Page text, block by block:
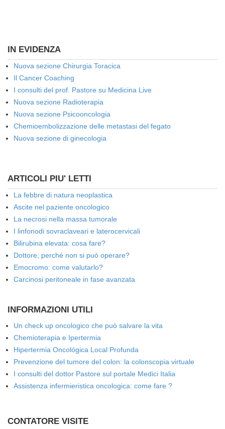
IN EVIDENZA
Nuova sezione Chirurgia Toracica
Il Cancer Coaching
I consulti del prof. Pastore su Medicina Live
Nuova sezione Radioterapia
Nuova sezione Psicooncologia
Chemioembolizzazione delle metastasi del fegato
Nuova sezione di ginecologia
ARTICOLI PIU' LETTI
La febbre di natura neoplastica
Ascite nel paziente oncologico
La necrosi nella massa tumorale
I linfonodi sovraclaveari e laterocervicali
Bilirubina elevata: cosa fare?
Dottore, perché non si può operare?
Emocromo: come valutarlo?
Carcinosi peritoneale in fase avanzata
INFORMAZIONI UTILI
Un check up oncologico che può salvare la vita
Chemioterapia e Ipertermia
Hipertermia Oncológica Local Profunda
Prevenzione del tumore del colon: la colonscopia virtuale
I consulti del dottor Pastore sul portale Medici Italia
Assistenza infermieristica oncologica: come fare ?
CONTATORE VISITE